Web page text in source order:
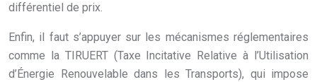
différentiel de prix.
Enfin, il faut s’appuyer sur les mécanismes réglementaires
comme la TIRUERT (Taxe Incitative Relative à l’Utilisation
d’Énergie Renouvelable dans les Transports), qui impose